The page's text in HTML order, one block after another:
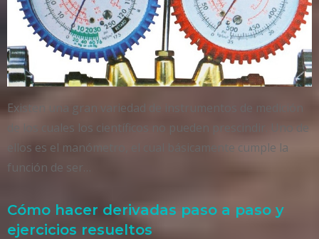
Existen una gran variedad de instrumentos de medición
de los cuales los científicos no pueden prescindir. Uno de
ellos es el manómetro, el cual básicamente cumple la
función de ser…
Cómo hacer derivadas paso a paso y
ejercicios resueltos